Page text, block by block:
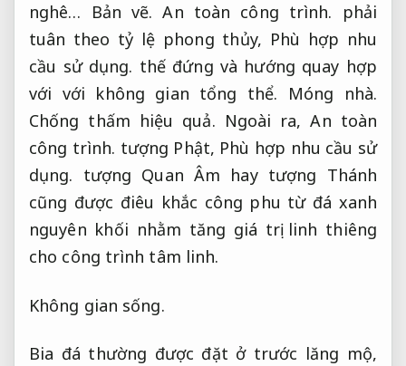
nghê… Bản vẽ. An toàn công trình. phải
tuân theo tỷ lệ phong thủy, Phù hợp nhu
cầu sử dụng. thế đứng và hướng quay hợp
với với không gian tổng thể. Móng nhà.
Chống thấm hiệu quả. Ngoài ra,An toàn
công trình. tượng Phật, Phù hợp nhu cầu sử
dụng. tượng Quan Âm hay tượng Thánh
cũng được điêu khắc công phu từ đá xanh
nguyên khối nhằm tăng giá trị linh thiêng
cho công trình tâm linh.
Không gian sống.
Bia đá thường được đặt ở trước lăng mộ,